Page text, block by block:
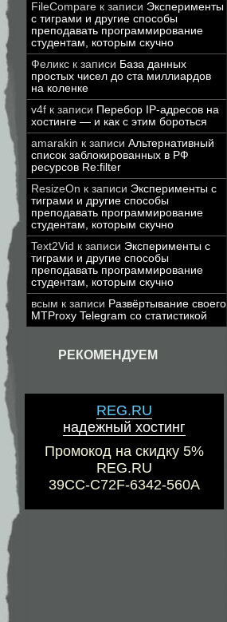
FileCompare к записи Эксперименты
с тиграми и другие способы
преподавать программирование
студентам, которым скучно
Феликс к записи База данных
простых чисел до ста миллиардов
на коленке
v4f к записи Перебор IP-адресов на
хостинге — и как с этим бороться
amarakin к записи Альтернативный
список заблокированных в РФ
ресурсов Re:filter
ResizeOn к записи Эксперименты с
тиграми и другие способы
преподавать программирование
студентам, которым скучно
Text2Vid к записи Эксперименты с
тиграми и другие способы
преподавать программирование
студентам, которым скучно
всым к записи Развёртывание своего
MTProxy Telegram со статистикой
РЕКОМЕНДУЕМ
REG.RU
надежный хостинг
Промокод на скидку 5%
REG.RU
39CC-C72F-6342-560A